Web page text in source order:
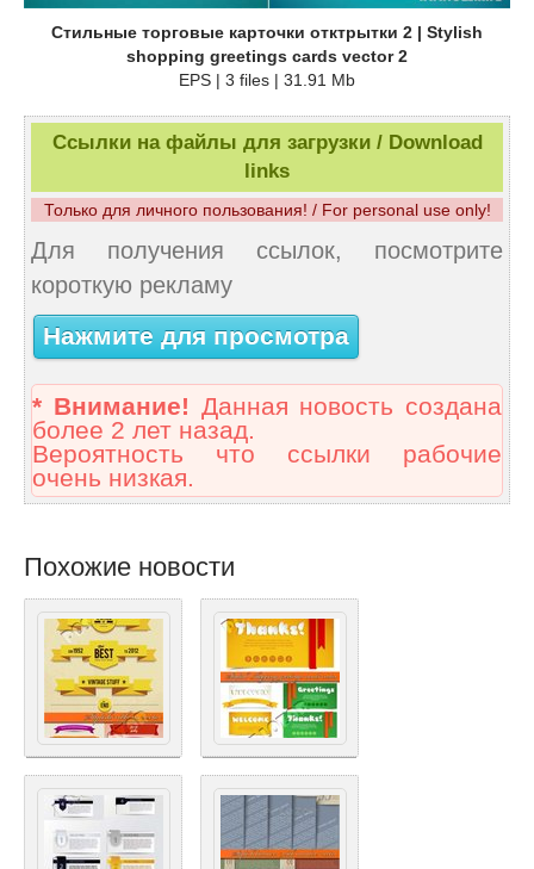
Стильные торговые карточки отктрытки 2 | Stylish
shopping greetings cards vector 2
EPS | 3 files | 31.91 Mb
Ссылки на файлы для загрузки / Download
links
Только для личного пользования! / For personal use only!
Для получения ссылок, посмотрите
короткую рекламу
Нажмите для просмотра
* Внимание! Данная новость создана
более 2 лет назад.
Вероятность что ссылки рабочие
очень низкая.
Похожие новости